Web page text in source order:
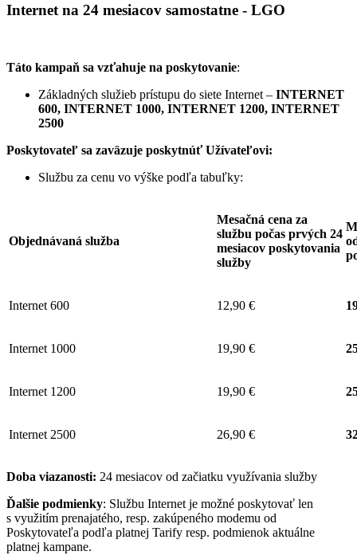
Internet na 24 mesiacov samostatne - LGO
Táto kampaň sa vzťahuje na poskytovanie:
Základných služieb prístupu do siete Internet – INTERNET
600, INTERNET 1000, INTERNET 1200, INTERNET
2500
Poskytovateľ sa zaväzuje poskytnúť Užívateľovi:
Službu za cenu vo výške podľa tabuľky:
Objednávaná služba
Mesačná cena za
službu počas prvých 24
mesiacov poskytovania
služby
Internet 600 12,90 €
Internet 1000 19,90 €
Internet 1200 19,90 €
Internet 2500 26,90 €
Doba viazanosti: 24 mesiacov od začiatku využívania služby
Ďalšie podmienky: Službu Internet je možné poskytovať len
s využitím prenajatého, resp. zakúpeného modemu od
Poskytovateľa podľa platnej Tarify resp. podmienok aktuálne
platnej kampane.